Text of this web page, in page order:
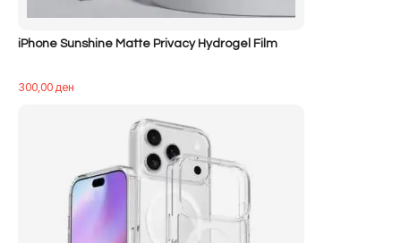
iPhone Sunshine Matte Privacy Hydrogel Film
300,00ден